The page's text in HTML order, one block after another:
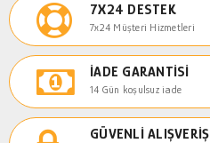
7X24 DESTEK
7x24 Müşteri Hizmetleri
İADE GARANTISI
14 Gün koşulsuz iade
GÜVENLI ALIŞVERIŞ